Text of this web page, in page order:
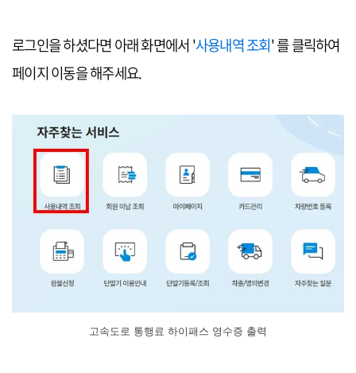
로그인을 하셨다면 아래 화면에서 '사용내역 조회' 를 클릭하여
페이지 이동을 해주세요.
고속도로 통행료 하이패스 영수증 출력